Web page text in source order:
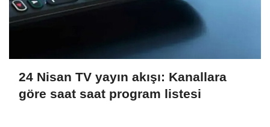
24 Nisan TV yayın akışı: Kanallara
göre saat saat program listesi